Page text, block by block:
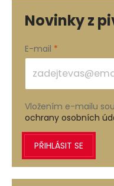
Novinky z
E-mail
Vložením e-mailu
ochrany osobních
PŘIHLÁSIT SE